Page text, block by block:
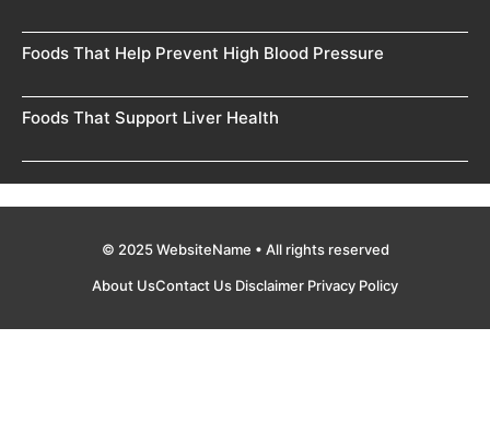
Foods That Help Prevent High Blood Pressure
Foods That Support Liver Health
© 2025 WebsiteName • All rights reserved
About UsContact Us Disclaimer Privacy Policy